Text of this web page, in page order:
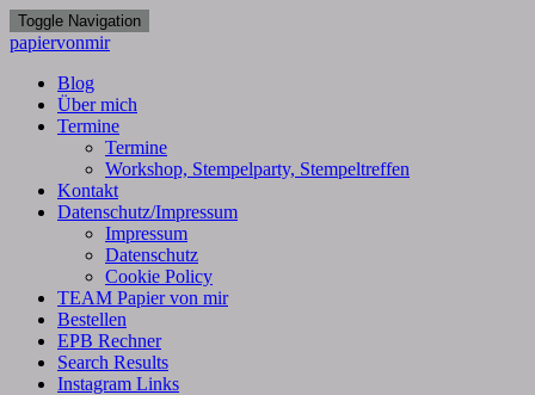
Toggle Navigation
papiervonmir
Blog
Über mich
Termine
Termine
Workshop, Stempelparty, Stempeltreffen
Kontakt
Datenschutz/Impressum
Impressum
Datenschutz
Cookie Policy
TEAM Papier von mir
Bestellen
EPB Rechner
Search Results
Instagram Links